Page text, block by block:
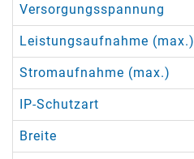
Versorgungsspannung
Leistungsaufnahme (max.)
Stromaufnahme (max.)
IP-Schutzart
Breite